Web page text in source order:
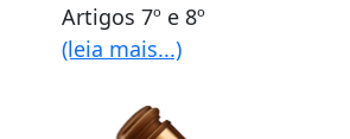
Artigos 7º e 8º
(leia mais...)